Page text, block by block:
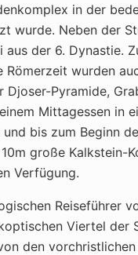
in der
Neben der
der 6. Dynastie.
wurden
Pyramide,
Mittagessen in
bis zum Beginn
große Kalkstein-
Verfügung.
Reiseführer
Viertel
den